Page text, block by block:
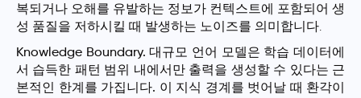
복되거나 오해를 유발하는 정보가 컨텍스트에 포함되어 생
성 품질을 저하시킬 때 발생하는 노이즈를 의미합니다.
Knowledge Boundary.대규모 언어 모델은 학습 데이터에
서 습득한 패턴 범위 내에서만 출력을 생성할 수 있다는 근
본적인 한계를 가집니다. 이 지식 경계를 벗어날 때 환각이